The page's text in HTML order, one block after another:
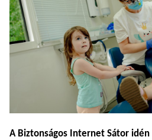
A Biztonságos Internet Sátor